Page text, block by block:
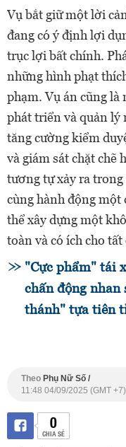
Vụ bắt giữ một lời
đang có ý định lợi
trục lợi bất chính.
những hình phạt
phạm. Vụ án cũng là
phát triển và quản lý
tăng cường kiểm
và giám sát chặt chẽ
tương tự xảy ra
cùng hành động một
thể xây dựng một
toàn và có ích cho
"Cực phẩm" tái
chấn động nhan
thánh" tựa tiên
Theo Phụ Nữ Số /
11:48 04/09/2025 (GMT +7)
0
CHIA SẺ